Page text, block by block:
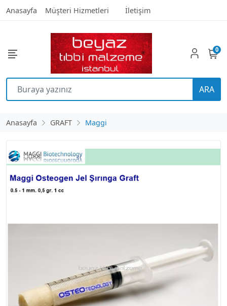
Anasayfa Müşteri Hizmetleri İletişim
ARA
0
Anasayfa GRAFT Maggi